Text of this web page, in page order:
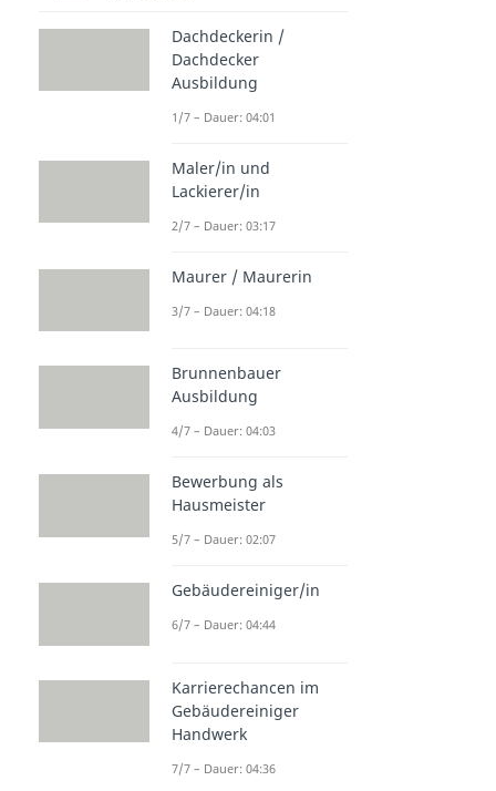
Dachdeckerin /
Dachdecker
Ausbildung
1/7 – Dauer: 04:01
Maler/in und
Lackierer/in
2/7 – Dauer: 03:17
Maurer / Maurerin
3/7 – Dauer: 04:18
Brunnenbauer
Ausbildung
4/7 – Dauer: 04:03
Bewerbung als
Hausmeister
5/7 – Dauer: 02:07
Gebäudereiniger/in
6/7 – Dauer: 04:44
Karrierechancen im
Gebäudereiniger
Handwerk
7/7 – Dauer: 04:36